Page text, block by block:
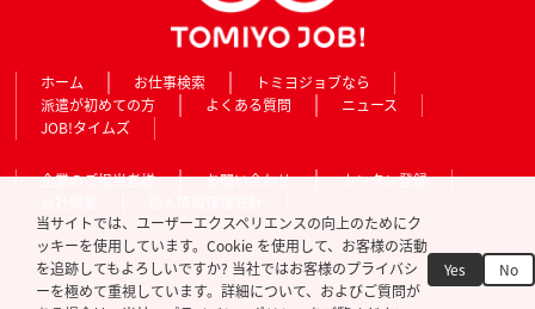
ホーム お仕事検索
トミヨジョブなら
派遣が初めての方
よくある質問
ニュース
JOB!タイムズ
企業のご担当者様 お問い合わせ
カンタン登録
当サイトでは、ユーザーエクスペリエンスの向上のためにク
ッキーを使用しています。Cookie を使用して、お客様の活動
を追跡してもよろしいですか? 当社ではお客様のプライバシ
ーを極めて重視しています。詳細について、およびご質問が
Yes No